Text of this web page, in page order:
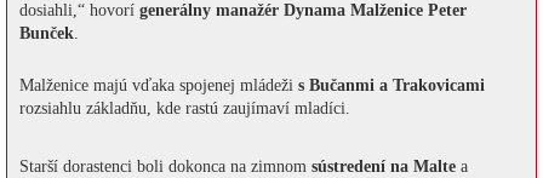
dosiahli,“ hovorí generálny manažér Dynama Malženice Peter
Bunček.
Malženice majú vďaka spojenej mládeži s Bučanmi a Trakovicami
rozsiahlu základňu, kde rastú zaujímaví mladíci.
Starší dorastenci boli dokonca na zimnom sústredení na Malte a